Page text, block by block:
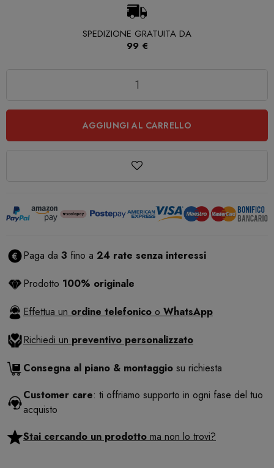
SPEDIZIONE GRATUITA DA
99 €
AGGIUNGI AL CARRELLO
Paga da 3 fino a 24 rate senza interessi
Prodotto 100% originale
Effettua un ordine telefonico o WhatsApp
Richiedi un preventivo personalizzato
Consegna al piano & montaggio su richiesta
Customer care: ti offriamo supporto in ogni fase del tuo
acquisto
Stai cercando un prodotto ma non lo trovi?